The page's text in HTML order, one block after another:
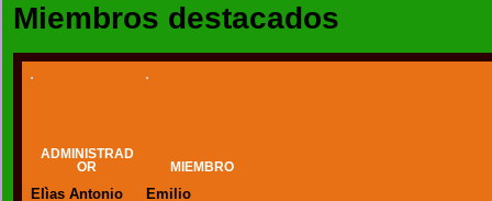
Miembros destacados
ADMINISTRAD
OR
Elìas Antonio
MIEMBRO
Emilio